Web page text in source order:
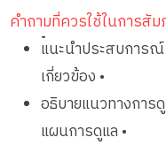
คำถามที่ควรใช้ในการสั
•
แนะนำประสบการ
เกี่ยวข้อง •
อธิบายแนวทางการ
แผนการดูแล •